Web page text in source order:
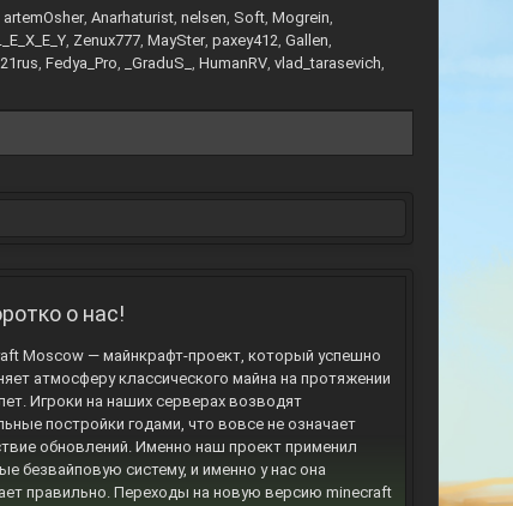
artemOsher Anarhaturist nelsen Soft Mogrein
Zenux777 MaySter paxey412 Gallen
Fedya_Pro _GraduS_ HumanRV vlad_tarasevich
о нас!
Moscow — майнкрафт-проект, который успешно
атмосферу классического майна на протяжении
Игроки на наших серверах возводят
постройки годами, что вовсе не означает
обновлений. Именно наш проект применил
безвайповую систему, и именно у нас она
правильно. Переходы на новую версию minecraft